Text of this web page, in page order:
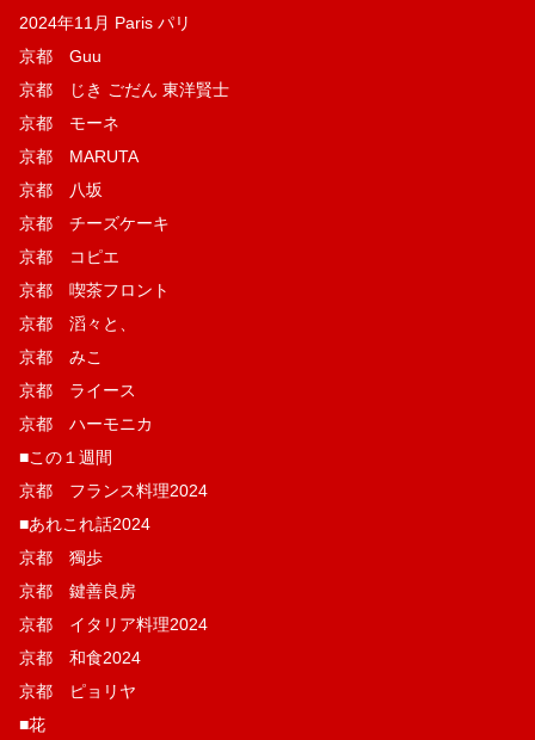
2024年11月 Paris パリ
京都 Guu
京都 じき ごだん 東洋賢士
京都 モーネ
京都 MARUTA
京都 八坂
京都 チーズケーキ
京都 コピエ
京都 喫茶フロント
京都 滔々と、
京都 みこ
京都 ライース
京都 ハーモニカ
■この１週間
京都 フランス料理2024
■あれこれ話2024
京都 獨歩
京都 鍵善良房
京都 イタリア料理2024
京都 和食2024
京都 ピョリヤ
■花